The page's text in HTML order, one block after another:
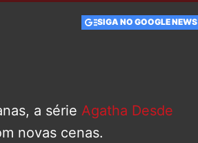
SIGA NO GOOGLE NEWS
a série Agatha Desde
novas cenas.